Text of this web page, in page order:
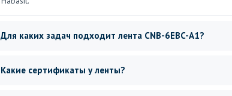
Для каких задач подходит лента CNB-6EBC-A1?
Какие сертификаты у ленты?